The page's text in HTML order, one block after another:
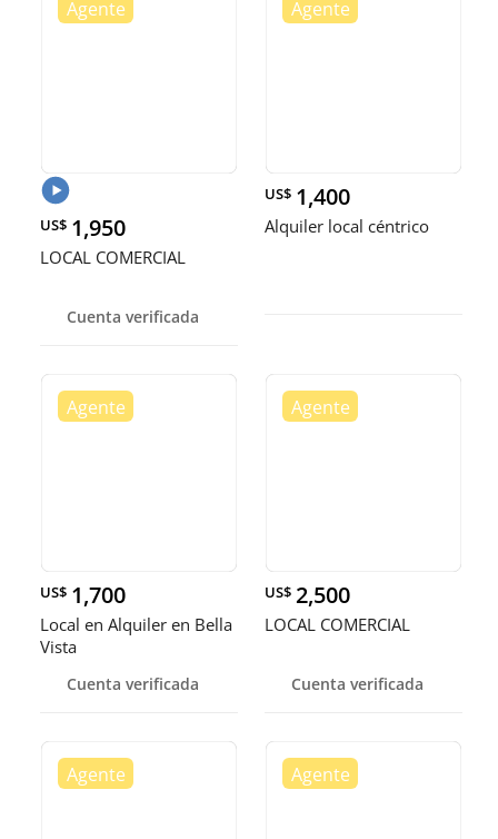
US$ 1,950
LOCAL COMERCIAL
Cuenta verificada
US$ 1,400
Alquiler local céntrico
US$ 1,700
Local en Alquiler en Bella
Vista
Cuenta verificada
US$ 2,500
LOCAL COMERCIAL
Cuenta verificada